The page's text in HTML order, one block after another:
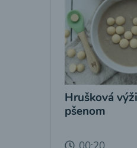
Hrušková
pšenom